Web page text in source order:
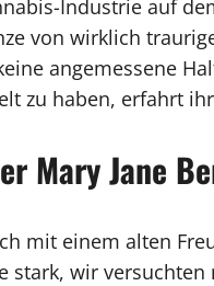
Industrie auf
von wirklich
angemessene
zu haben, erfahrt
Mary Jane
mit einem alten
stark, wir